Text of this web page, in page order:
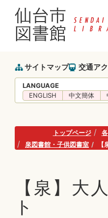
サイトマップ 交通ア
LANGUAGE
ENGLISH
中文簡体
トップページ
泉図書館・子供図書室
【泉】大
ト